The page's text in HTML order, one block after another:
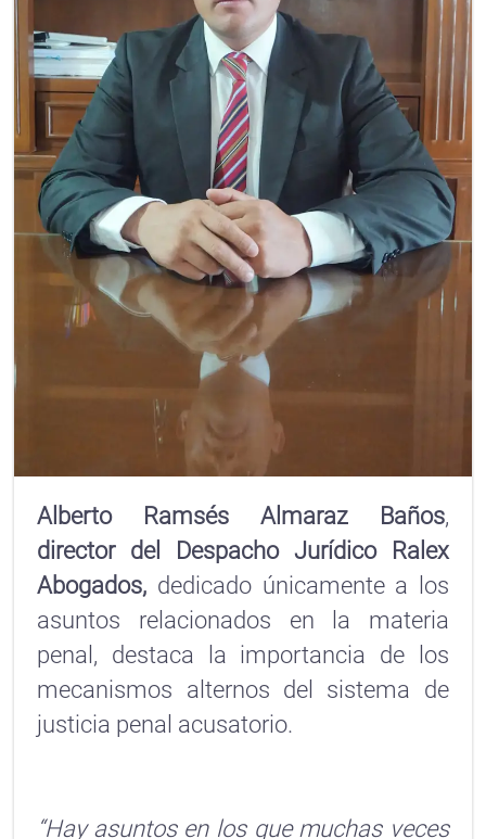
Alberto Ramsés Almaraz Baños,
director del Despacho Jurídico Ralex
Abogados, dedicado únicamente a los
asuntos relacionados en la materia
penal, destaca la importancia de los
mecanismos alternos del sistema de
justicia penal acusatorio.
“Hay asuntos en los que muchas veces